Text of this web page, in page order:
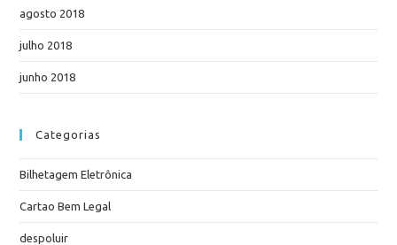
agosto 2018
julho 2018
junho 2018
Categorias
Bilhetagem Eletrônica
Cartao Bem Legal
despoluir